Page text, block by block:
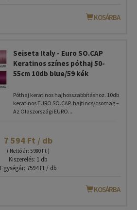
KOSÁRBA
Seiseta Italy - Euro SO.CAP
Keratinos színes póthaj 50-
55cm 10db blue/59 kék
Póthaj keratinos hajhosszabbításhoz. 10db
keratinos EURO SO.CAP. hajtincs/csomag –
Az Olaszországi EURO...
7 594 Ft / db
( Nettó ár: 5 980 Ft )
Kiszerelés: 1 db
Egységár: 7594 Ft / db
KOSÁRBA